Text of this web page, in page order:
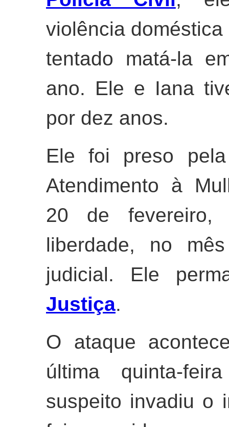
violência
tentado matá-la
ano. Ele e Iana
por dez anos.
Ele foi preso
Atendimento à
20 de fevereiro,
liberdade, no
judicial. Ele
Justiça.
O ataque
última quinta-
suspeito invadiu o